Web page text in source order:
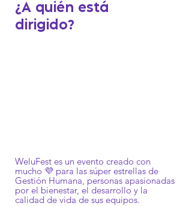
¿A quién está
dirigido?
WeluFest es un evento creado con
mucho 💜 para las súper estrellas de
Gestión Humana, personas apasionadas
por el bienestar, el desarrollo y la
calidad de vida de sus equipos.